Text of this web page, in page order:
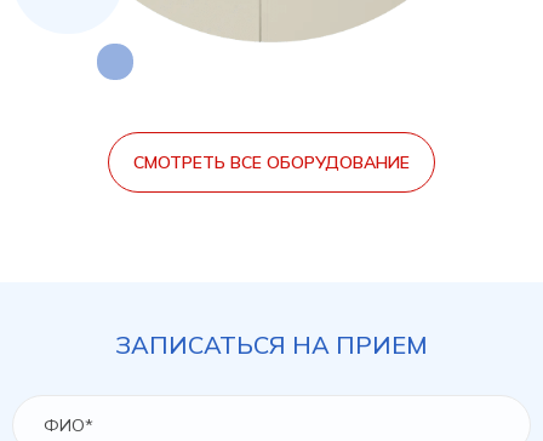
СМОТРЕТЬ ВСЕ ОБОРУДОВАНИЕ
ЗАПИСАТЬСЯ НА ПРИЕМ